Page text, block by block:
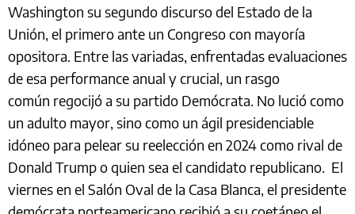
Washington su segundo discurso del Estado de la
Unión, el primero ante un Congreso con mayoría
opositora. Entre las variadas, enfrentadas evaluaciones
de esa performance anual y crucial, un rasgo
común regocijó a su partido Demócrata. No lució como
un adulto mayor, sino como un ágil presidenciable
idóneo para pelear su reelección en 2024 como rival de
Donald Trump o quien sea el candidato republicano. El
viernes en el Salón Oval de la Casa Blanca, el presidente